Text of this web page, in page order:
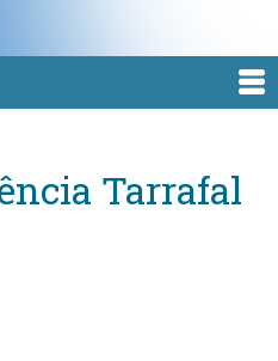
Tarrafal